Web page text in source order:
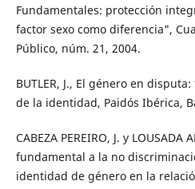
Fundamentales: protección
factor sexo como diferencia",
Público, núm. 21, 2004.
BUTLER, J., El género en
de la identidad, Paidós Ibérica,
CABEZA PEREIRO, J. y LOUSADA
fundamental a la no
identidad de género en la